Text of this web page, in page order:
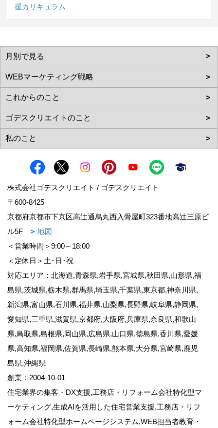
援カリキュラム
株式会社ゴデスクリエイト / ゴデスクリエイト
〒600-8425
京都府京都市下京区高辻通烏丸西入骨屋町323番地高辻三原ビ
ル5F
地図
＜営業時間＞9:00～18:00
＜定休日＞土･日･祝
対応エリア：北海道,青森県,岩手県,宮城県,秋田県,山形県,福
島県,茨城県,栃木県,群馬県,埼玉県,千葉県,東京都,神奈川県,
新潟県,富山県,石川県,福井県,山梨県,長野県,岐阜県,静岡県,
愛知県,三重県,滋賀県,京都府,大阪府,兵庫県,奈良県,和歌山
県,鳥取県,島根県,岡山県,広島県,山口県,徳島県,香川県,愛媛
県,高知県,福岡県,佐賀県,長崎県,熊本県,大分県,宮崎県,鹿児
島県,沖縄県
創業：2004-10-01
住宅業界の集客・DX支援,工務店・リフォーム会社特化型マ
ーケティング,生成AIを活用した住宅営業支援,工務店・リフ
ォーム会社特化型ホームページシステム,WEB担当者教育・